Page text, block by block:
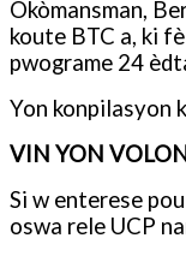
Okòmansman,
koute BTC a, ki
pwograme 24
Yon konpilasyon
VIN YON
Si w enterese
oswa rele UCP